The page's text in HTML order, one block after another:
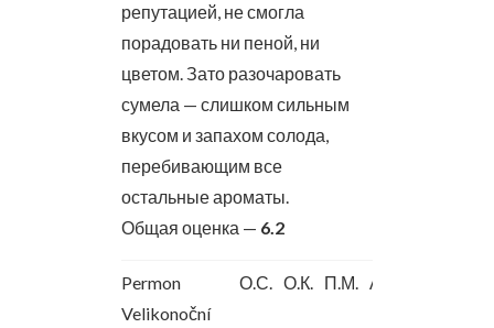
репутацией, не смогла
порадовать ни пеной, ни
цветом. Зато разочаровать
сумела — слишком сильным
вкусом и запахом солода,
перебивающим все
остальные ароматы.
Общая оценка — 6.2
Permon
Velikonoční
О.С. О.К. П.М. А.Ш.